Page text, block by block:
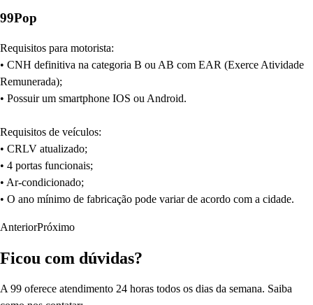
99Pop
Requisitos para motorista:
• CNH definitiva na categoria B ou AB com EAR (Exerce Atividade
Remunerada);
• Possuir um smartphone IOS ou Android.
Requisitos de veículos:
• CRLV atualizado;
• 4 portas funcionais;
• Ar-condicionado;
• O ano mínimo de fabricação pode variar de acordo com a cidade.
AnteriorPróximo
Ficou com dúvidas?
A 99 oferece atendimento 24 horas todos os dias da semana. Saiba